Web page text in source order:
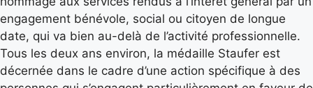
engagement bénévole, social ou citoyen de longue
date, qui va bien au-delà de l’activité professionnelle.
Tous les deux ans environ, la médaille Staufer est
décernée dans le cadre d’une action spécifique à des